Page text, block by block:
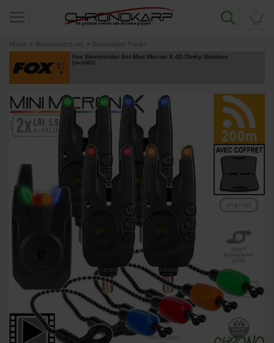
Home » Beetmelders etc » Beetmelder Packs
Fox Beetmelder Set Mini Micron X 4D Dinky Bobbins
[esc15421]